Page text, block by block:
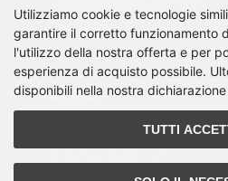
Sitemap
PARTNER
Utilizziamo cookie e tecnologie
garantire il corretto funzionamento
l'utilizzo della nostra offerta e per
esperienza di acquisto possibile.
disponibili nella nostra
TUTTI